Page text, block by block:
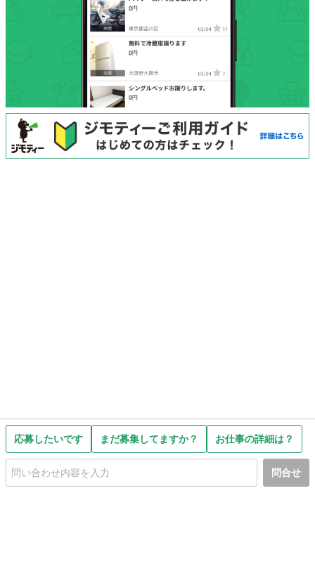
応募したいです まだ募集してますか？ お仕事の詳細は？
問合せ